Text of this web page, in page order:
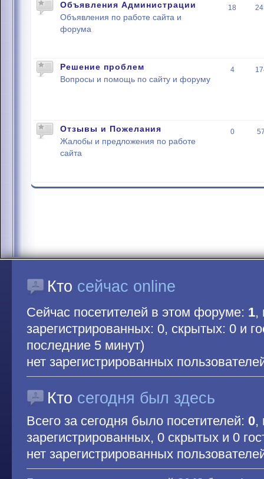
Объявления Администрации
Объявления по работе сайта и
форума
18
Решение проблем
Вопросы и помощь по сайту и форуму
4
Отзывы и Пожелания
Жалобы и предложения по работе
сайта
0
Кто сейчас online
Сейчас посетителей в этом форуме: 1,
зарегистрированных: 0, скрытых: 0 и
последние 5 минут)
нет зарегистрированных
Кто сегодня был здесь
Всего за сегодня было посетителей: 0,
зарегистрированных, 0 скрытых и 0
нет зарегистрированных